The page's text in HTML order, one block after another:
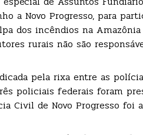
a Novo Progresso, para
dos incêndios na Amazônia
rurais não são
pela rixa entre as
policiais federais foram
Civil de Novo Progresso foi